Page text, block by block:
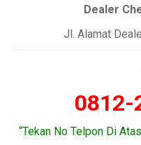
Dealer
Jl. Alamat
0812-
“Tekan No Telpon Di